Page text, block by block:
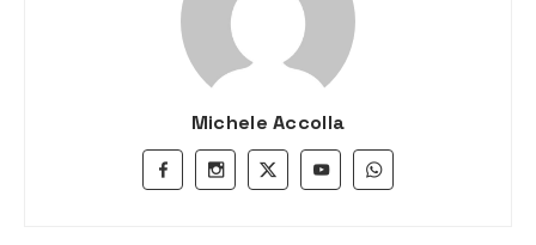
Michele Accolla